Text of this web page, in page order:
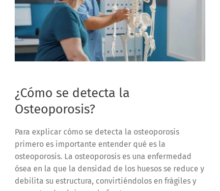
¿Cómo se detecta la
Osteoporosis?
Para explicar cómo se detecta la osteoporosis
primero es importante entender qué es la
osteoporosis. La osteoporosis es una enfermedad
ósea en la que la densidad de los huesos se reduce y
debilita su estructura, convirtiéndolos en frágiles y